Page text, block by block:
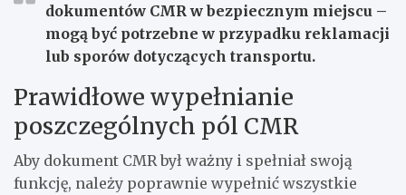
dokumentów CMR w bezpiecznym miejscu –
mogą być potrzebne w przypadku reklamacji
lub sporów dotyczących transportu.
Prawidłowe wypełnianie
poszczególnych pól CMR
Aby dokument CMR był ważny i spełniał swoją
funkcję, należy poprawnie wypełnić wszystkie